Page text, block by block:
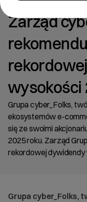
Zarząd
wysokości
Grupa cyber_Folks,
ekosystemów e-
się ze swoimi
2025 roku. Zarząd
rekordowej dywidendy
Grupa cyber_Folks,